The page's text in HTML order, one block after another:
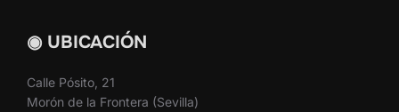
◉ UBICACIÓN
Calle Pósito, 21
Morón de la Frontera (Sevilla)